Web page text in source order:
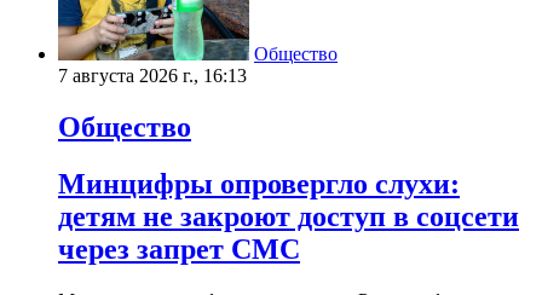
Общество
7 августа 2026 г., 16:13
Общество
Минцифры опровергло слухи:
детям не закроют доступ в соцсети
через запрет СМС